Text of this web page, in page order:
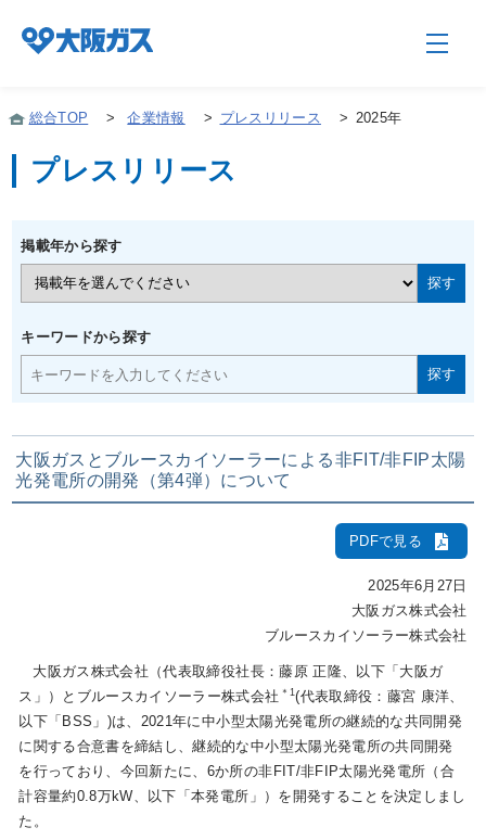
企業情報TOP
企業/グループについて
社会貢献
サステナビリティ
プレスリリース
総合TOP > 企業情報 > プレスリリース > 2025年
プレスリリース
掲載年から探す
キーワードから探す
大阪ガスとブルースカイソーラーによる非FIT/非FIP太陽
光発電所の開発（第4弾）について
PDFで見る
2025年6月27日
大阪ガス株式会社
ブルースカイソーラー株式会社
大阪ガス株式会社（代表取締役社長：藤原 正隆、以下「大阪ガ
ス」）とブルースカイソーラー株式会社 ＊1(代表取締役：藤宮 康洋、
以下「BSS」)は、2021年に中小型太陽光発電所の継続的な共同開発
に関する合意書を締結し、継続的な中小型太陽光発電所の共同開発
を行っており、今回新たに、6か所の非FIT/非FIP太陽光発電所（合
計容量約0.8万kW、以下「本発電所」）を開発することを決定しまし
た。